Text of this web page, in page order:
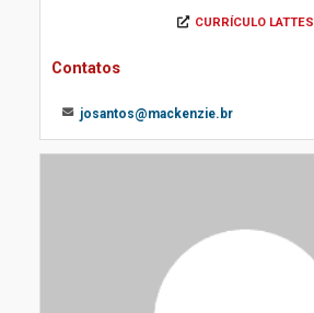
CURRÍCULO LATTES
Contatos
josantos@mackenzie.br